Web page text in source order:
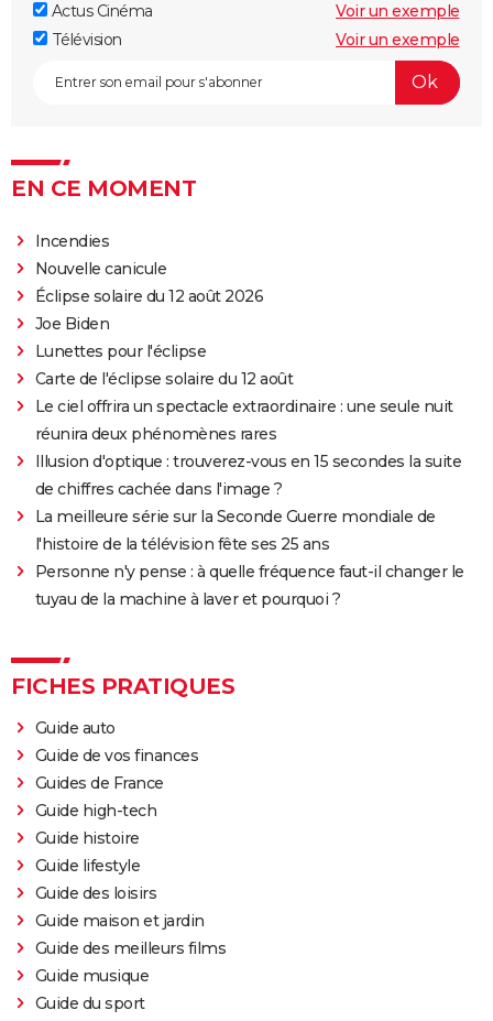
des visages familiers de Marvel dans la bande-
annonce
Legend of Zelda, le film : qui sont Bo Bragason et
Benjamin Evan Ainsworth, les acteurs principaux ?
Actus Cinéma
Voir un exemple
Télévision
Voir un exemple
EN CE MOMENT
Incendies
Nouvelle canicule
Éclipse solaire du 12 août 2026
Joe Biden
Lunettes pour l'éclipse
Carte de l'éclipse solaire du 12 août
Le ciel offrira un spectacle extraordinaire : une seule nuit
réunira deux phénomènes rares
Illusion d'optique : trouverez-vous en 15 secondes la suite
de chiffres cachée dans l'image ?
La meilleure série sur la Seconde Guerre mondiale de
l'histoire de la télévision fête ses 25 ans
Personne n'y pense : à quelle fréquence faut-il changer le
tuyau de la machine à laver et pourquoi ?
FICHES PRATIQUES
Guide auto
Guide de vos finances
Guides de France
Guide high-tech
Guide histoire
Guide lifestyle
Guide des loisirs
Guide maison et jardin
Guide des meilleurs films
Guide musique
Guide du sport